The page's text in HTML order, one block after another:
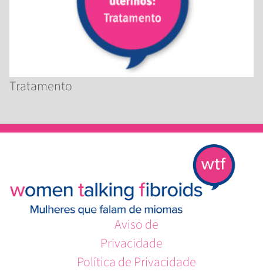
Tratamento
Aviso de
Privacidade
Política de Privacidade